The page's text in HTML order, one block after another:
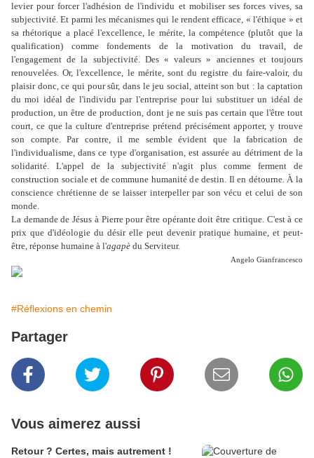
levier pour forcer l'adhésion de l'individu et mobiliser ses forces vives, sa
subjectivité. Et parmi les mécanismes qui le rendent efficace, « l'éthique » et
sa rhétorique a placé l'excellence, le mérite, la compétence (plutôt que la
qualification) comme fondements de la motivation du travail, de
l'engagement de la subjectivité. Des « valeurs » anciennes et toujours
renouvelées. Or, l'excellence, le mérite, sont du registre du faire-valoir, du
plaisir donc, ce qui pour sûr, dans le jeu social, atteint son but : la captation
du moi idéal de l'individu par l'entreprise pour lui substituer un idéal de
production, un être de production, dont je ne suis pas certain que l'être tout
court, ce que la culture d'entreprise prétend précisément apporter, y trouve
son compte. Par contre, il me semble évident que la fabrication de
l'individualisme, dans ce type d'organisation, est assurée au détriment de la
solidarité. L'appel de la subjectivité n'agit plus comme ferment de
construction sociale et de commune humanité de destin. Il en détourne. À la
conscience chrétienne de se laisser interpeller par son vécu et celui de son
monde.
La demande de Jésus à Pierre pour être opérante doit être critique. C'est à ce
prix que d'idéologie du désir elle peut devenir pratique humaine, et peut-
être, réponse humaine à l'agapè du Serviteur.
Angelo Gianfrancesco
#Réflexions en chemin
Partager
Vous aimerez aussi
Retour ? Certes, mais autrement !